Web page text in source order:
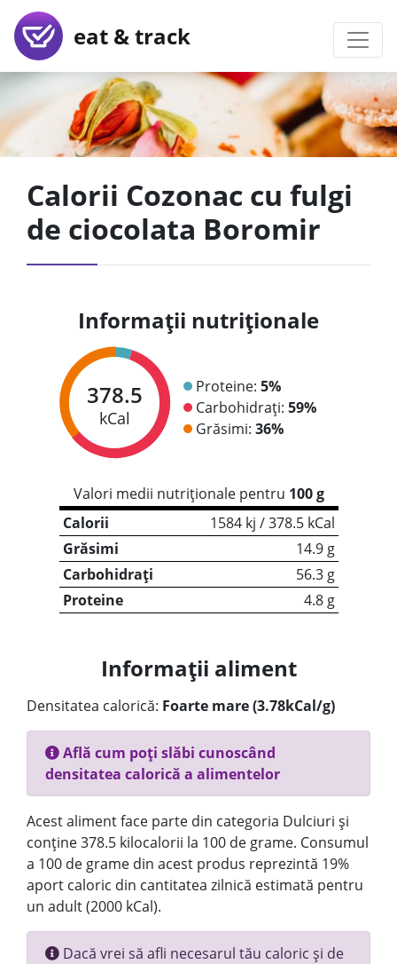
eat & track
Calorii Cozonac cu fulgi
de ciocolata Boromir
Informații nutriționale
378.5
kCal
Proteine: 5%
Carbohidrați: 59%
Grăsimi: 36%
Valori medii nutriționale pentru 100 g
Calorii
1584 kj / 378.5 kCal
Grăsimi
14.9 g
Carbohidrați
56.3 g
Proteine
4.8 g
Informații aliment
Densitatea calorică: Foarte mare (3.78kCal/g)
Află cum poți slăbi cunoscând
densitatea calorică a alimentelor
Acest aliment face parte din categoria Dulciuri și
conține 378.5 kilocalorii la 100 de grame. Consumul
a 100 de grame din acest produs reprezintă 19%
aport caloric din cantitatea zilnică estimată pentru
un adult (2000 kCal).
Dacă vrei să afli necesarul tău caloric și de